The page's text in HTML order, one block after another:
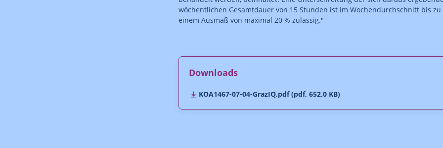
wöchentlichen Gesamtdauer von 15 Stunden ist im Wochendurchschnitt bis zu
einem Ausmaß von maximal 20 % zulässig."
Downloads
KOA1467-07-04-GrazIQ.pdf (pdf, 652,0 KB)